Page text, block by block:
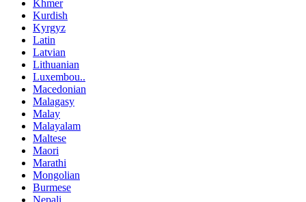
Khmer
Kurdish
Kyrgyz
Latin
Latvian
Lithuanian
Luxembou..
Macedonian
Malagasy
Malay
Malayalam
Maltese
Maori
Marathi
Mongolian
Burmese
Nepali